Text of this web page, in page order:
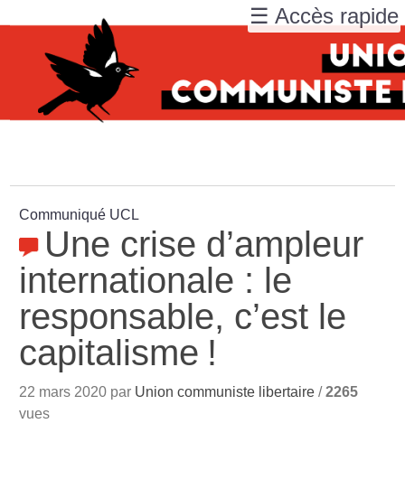
Communiqué UCL
Une crise d’ampleur
internationale : le
responsable, c’est le
capitalisme !
22 mars 2020 par Union communiste libertaire /2265
vues
☰ Accès rapide